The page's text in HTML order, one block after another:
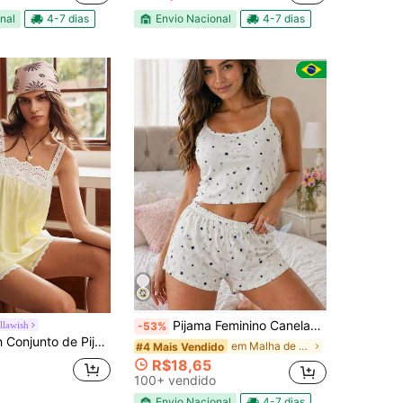
4-7 dias
(100+)
Envio Nacional 4-7 dias
em Algodão com Bordado, Renda, Patchwork e Contraste de Cores, Confortável em Mistura de Algodão
-53% Pijama Feminino Canelado Curto com Alça Regulável Conjunto Baby Doll Confortável Moda Intima Liso e Estampado
#4 Mais Vendido em Malha de contraste Roupa de dormir feminina
R$18,65
100+ vendido